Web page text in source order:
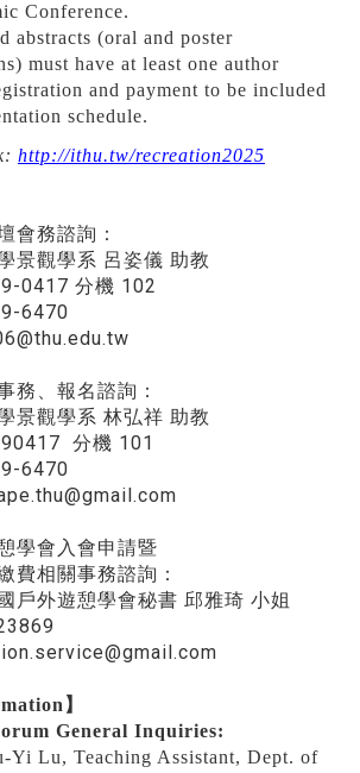
Conference.
abstracts (oral and poster
must have at least one author
and payment to be included
schedule.
http://ithu.tw/recreation2025
會務諮詢：
景觀學系 呂姿儀 助教
0417 分機 102
6470
務、報名諮詢：
景觀學系 林弘祥 助教
分機 101
6470
學會入會申請暨
費相關事務諮詢：
戶外遊憩學會秘書 邱雅琦 小姐
】
General Inquiries:
Yi Lu, Teaching Assistant, Dept. of